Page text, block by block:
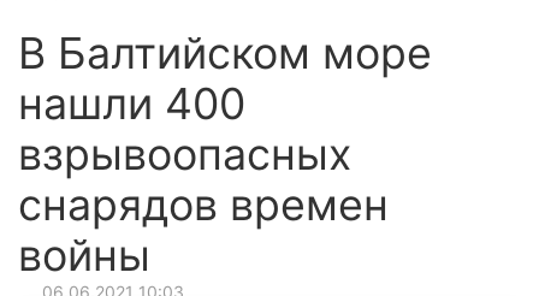
В Балтийском море
нашли 400
взрывоопасных
снарядов времен
войны
06.06.2021 10:03